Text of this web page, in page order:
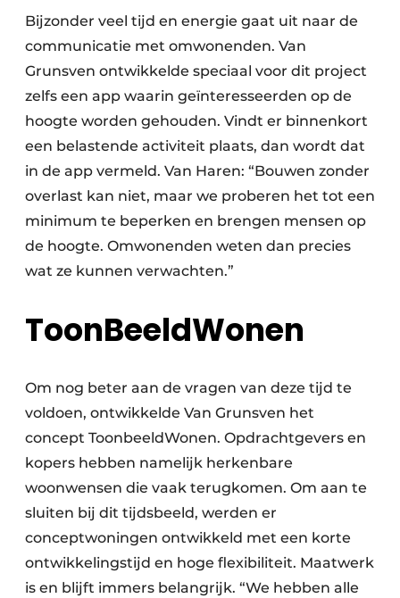
Bijzonder veel tijd en energie gaat uit naar de
communicatie met omwonenden. Van
Grunsven ontwikkelde speciaal voor dit project
zelfs een app waarin geïnteresseerden op de
hoogte worden gehouden. Vindt er binnenkort
een belastende activiteit plaats, dan wordt dat
in de app vermeld. Van Haren: “Bouwen zonder
overlast kan niet, maar we proberen het tot een
minimum te beperken en brengen mensen op
de hoogte. Omwonenden weten dan precies
wat ze kunnen verwachten.”
ToonBeeldWonen
Om nog beter aan de vragen van deze tijd te
voldoen, ontwikkelde Van Grunsven het
concept ToonbeeldWonen. Opdrachtgevers en
kopers hebben namelijk herkenbare
woonwensen die vaak terugkomen. Om aan te
sluiten bij dit tijdsbeeld, werden er
conceptwoningen ontwikkeld met een korte
ontwikkelingstijd en hoge flexibiliteit. Maatwerk
is en blijft immers belangrijk. “We hebben alle